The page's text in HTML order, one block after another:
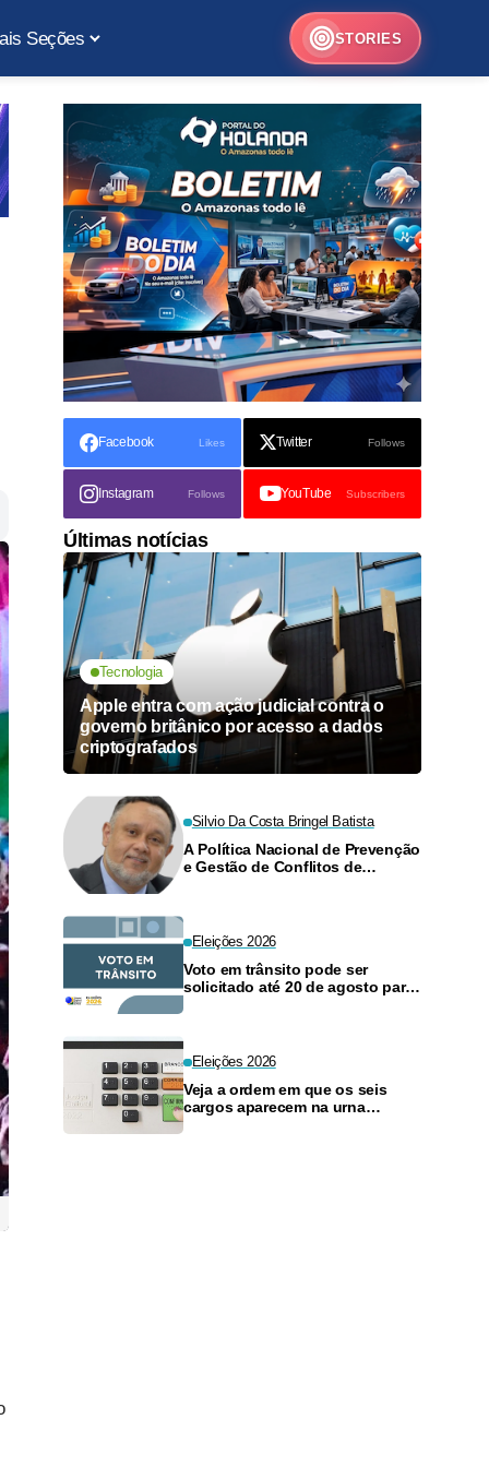
Seções STORIES
Facebook Likes Twitter Follows
Instagram Follows YouTube Subscribers
Últimas notícias
Tecnologia
Apple entra com ação judicial contra o
governo britânico por acesso a dados
criptografados
Silvio Da Costa Bringel Batista
A Política Nacional de Prevenção
e Gestão de Conflitos de
Eleições 2026
Voto em trânsito pode ser
solicitado até 20 de agosto para
Eleições 2026
Veja a ordem em que os seis
cargos aparecem na urna